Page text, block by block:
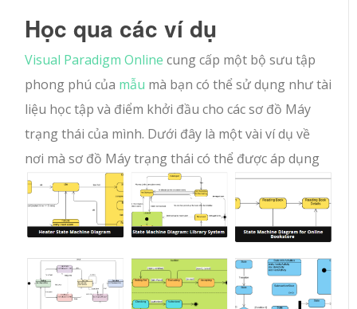
Học qua các ví dụ
Visual Paradigm Online cung cấp một bộ sưu tập
phong phú của mẫu mà bạn có thể sử dụng như tài
liệu học tập và điểm khởi đầu cho các sơ đồ Máy
trạng thái của mình. Dưới đây là một vài ví dụ về
nơi mà sơ đồ Máy trạng thái có thể được áp dụng